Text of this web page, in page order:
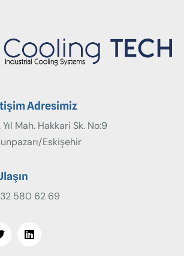
Adresimiz
Mah. Hakkari Sk. No:9
Eskişehir
580 62 69